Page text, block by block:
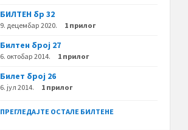
БИЛТЕН бр 32
9. децембар 2020. 1 прилог
Билтен број 27
6. октобар 2014. 1 прилог
Билет број 26
6. јул 2014. 1 прилог
ПРЕГЛЕДАЈТЕ ОСТАЛЕ БИЛТЕНЕ